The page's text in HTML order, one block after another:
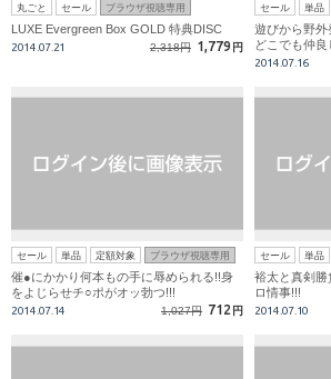
丸ごと セール ブラウザ視聴専用
LUXE Evergreen Box GOLD 特典DISC
2014.07.21 2,318円 1,779 円
セール 単品
遊びから野外
どこでも仲良
2014.07.16
セール 単品 定額対象 ブラウザ視聴専用
催●にかかり何本もの手に辱められる!!身
をよじらせチ○ポがオッ勃つ!!!
2014.07.14 1,027円 712 円
セール 単品
裕太と真剣
ロ情事!!!
2014.07.10